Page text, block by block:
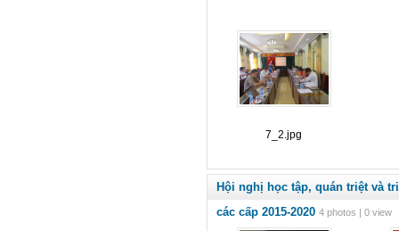
7_2.jpg
Hội nghị học tập, quán triệt và
các cấp 2015-2020 4 photos | 0 view